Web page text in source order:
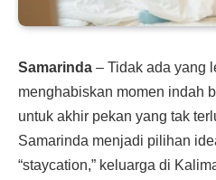
Samarinda – Tidak ada yang
menghabiskan momen indah
untuk akhir pekan yang tak
Samarinda menjadi pilihan
“staycation,” keluarga di